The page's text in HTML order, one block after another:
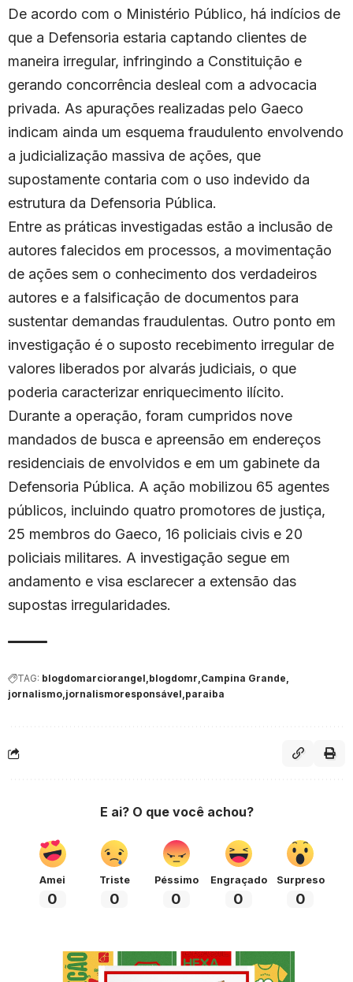
De acordo com o Ministério Público, há indícios de
que a Defensoria estaria captando clientes de
maneira irregular, infringindo a Constituição e
gerando concorrência desleal com a advocacia
privada. As apurações realizadas pelo Gaeco
indicam ainda um esquema fraudulento envolvendo
a judicialização massiva de ações, que
supostamente contaria com o uso indevido da
estrutura da Defensoria Pública.
Entre as práticas investigadas estão a inclusão de
autores falecidos em processos, a movimentação
de ações sem o conhecimento dos verdadeiros
autores e a falsificação de documentos para
sustentar demandas fraudulentas. Outro ponto em
investigação é o suposto recebimento irregular de
valores liberados por alvarás judiciais, o que
poderia caracterizar enriquecimento ilícito.
Durante a operação, foram cumpridos nove
mandados de busca e apreensão em endereços
residenciais de envolvidos e em um gabinete da
Defensoria Pública. A ação mobilizou 65 agentes
públicos, incluindo quatro promotores de justiça,
25 membros do Gaeco, 16 policiais civis e 20
policiais militares. A investigação segue em
andamento e visa esclarecer a extensão das
supostas irregularidades.
TAG: blogdomarciorangel blogdomr Campina Grande
jornalismo jornalismoresponsável paraiba
E ai? O que você achou?
Amei
0
Triste
0
Péssimo
0
Engraçado
0
Surpreso
0